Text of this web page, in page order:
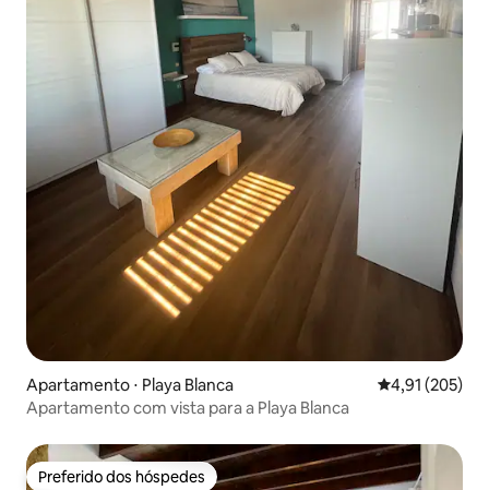
Apartamento ⋅ Playa Blanca 4,91 de uma
4,91 (205)
Apartamento com vista para a Playa Blanca
Preferido dos hóspedes